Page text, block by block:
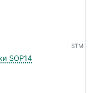
STM
SOP14